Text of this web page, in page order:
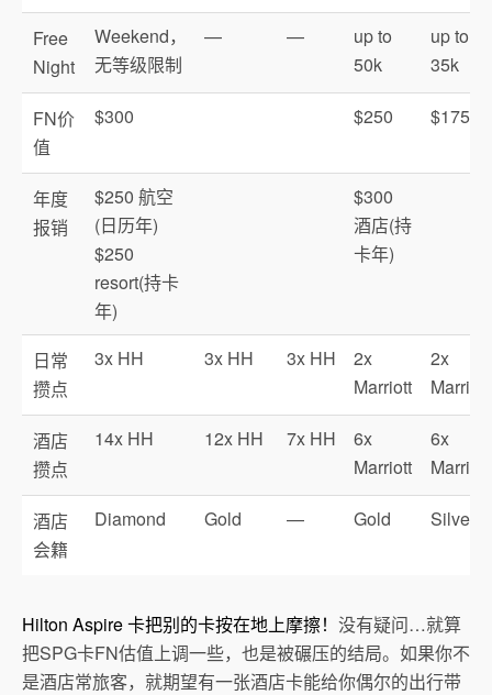
Free
Night
Weekend，
无等级限制
— —
up to
50k
up to
35k
FN价
值
$300 $250 $175
年度
报销
$250 航空
(日历年)
$250
resort(持卡
年)
$300
酒店(持
卡年)
日常
攒点
3x HH 3x HH 3x HH
2x
Marriott
2x
Marriott
酒店
攒点
14x HH 12x HH 7x HH
6x
Marriott
6x
Marriott
酒店
会籍
Diamond Gold — Gold Silver
Hilton Aspire 卡把别的卡按在地上摩擦！ 没有疑问…就算
把SPG卡FN估值上调一些，也是被碾压的结局。如果你不
是酒店常旅客，就期望有一张酒店卡能给你偶尔的出行带